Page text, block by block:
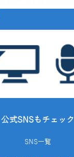
公式SNSもチェック
SNS一覧